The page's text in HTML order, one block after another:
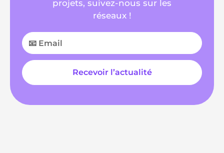
projets, suivez-nous sur les
réseaux !